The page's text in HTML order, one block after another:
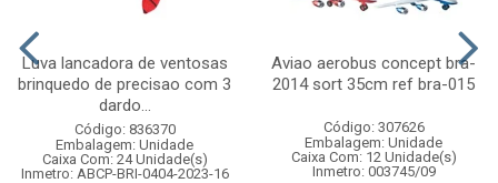
Luva lancadora de ventosas
brinquedo de precisao com 3
dardo...
Código: 836370
Embalagem: Unidade
Caixa Com: 24 Unidade(s)
Inmetro: ABCP-BRI-0404-2023-16
Aviao aerobus concept bra-
2014 sort 35cm ref bra-015
Código: 307626
Embalagem: Unidade
Caixa Com: 12 Unidade(s)
Inmetro: 003745/09